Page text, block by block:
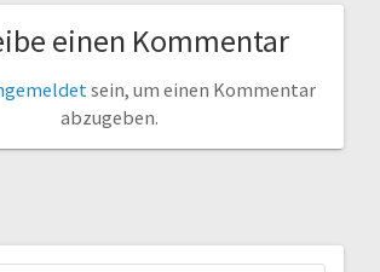
einen Kommentar
sein, um einen Kommentar
abzugeben.